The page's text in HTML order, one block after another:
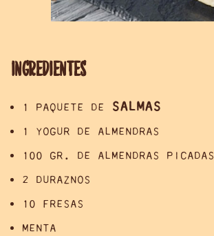
INGREDIENTES
1 PAQUETE DE SALMAS
1 YOGUR DE ALMENDRAS
100 GR. DE ALMENDRAS PICADAS
2 DURAZNOS
10 FRESAS
MENTA